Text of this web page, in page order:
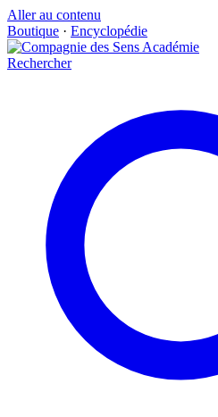
Aller au contenu
Boutique · Encyclopédie
Rechercher